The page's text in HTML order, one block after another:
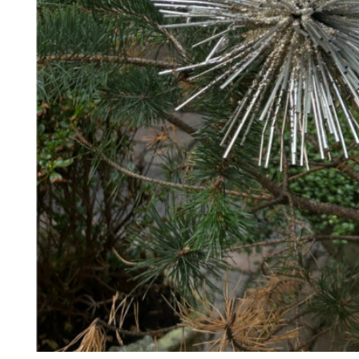
368DKKTilføj til kurv 38
Se kurvKasse